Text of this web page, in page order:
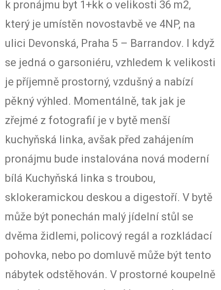
k pronájmu byt 1+kk o velikosti 36 m2,
který je umístěn novostavbě ve 4NP, na
ulici Devonská, Praha 5 – Barrandov. I když
se jedná o garsoniéru, vzhledem k velikosti
je příjemně prostorný, vzdušný a nabízí
pěkný výhled. Momentálně, tak jak je
zřejmé z fotografií je v bytě menší
kuchyňská linka, avšak před zahájením
pronájmu bude instalována nová moderní
bílá Kuchyňská linka s troubou,
sklokeramickou deskou a digestoří. V bytě
může být ponechán malý jídelní stůl se
dvěma židlemi, policový regál a rozkládací
pohovka, nebo po domluvě může být tento
nábytek odstěhován. V prostorné koupelně